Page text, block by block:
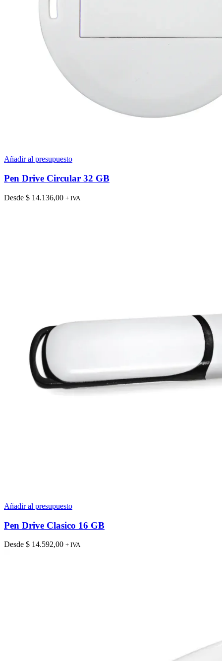
Añadir al presupuesto
Pen Drive Circular 32 GB
Desde $ 14.136,00 + IVA
Añadir al presupuesto
Pen Drive Clasico 16 GB
Desde $ 14.592,00 + IVA